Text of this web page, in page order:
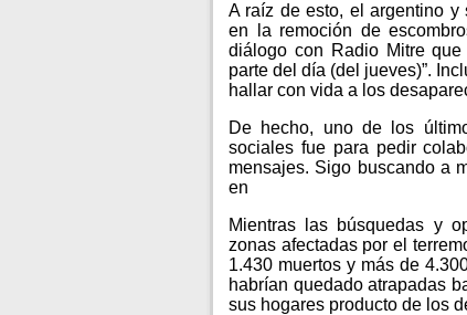
A raíz de esto, el argentino y
en la remoción de
diálogo con Radio Mitre
parte del día (del jueves)”.
hallar con vida a los
De hecho, uno de los
sociales fue para pedir
mensajes. Sigo buscando a
en
Mientras las búsquedas y
zonas afectadas por el
1.430 muertos y más de
habrían quedado atrapadas
sus hogares producto de los